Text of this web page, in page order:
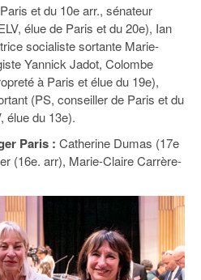
et du 10e arr., sénateur
élue de Paris et du 20e), Ian
socialiste sortante Marie-
Yannick Jadot, Colombe
à Paris et élue du 19e),
(PS, conseiller de Paris et du
élue du 13e).
Paris : Catherine Dumas (17e
(16e. arr), Marie-Claire Carrère-